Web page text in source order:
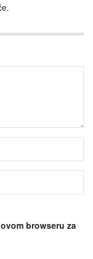
browseru za